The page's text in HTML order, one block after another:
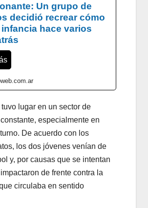
Un grupo de
decidió recrear cómo
hace varios
lugar en un sector de
especialmente en
De acuerdo con los
los dos jóvenes venían de
y, por causas que se intentan
de frente contra la
circulaba en sentido